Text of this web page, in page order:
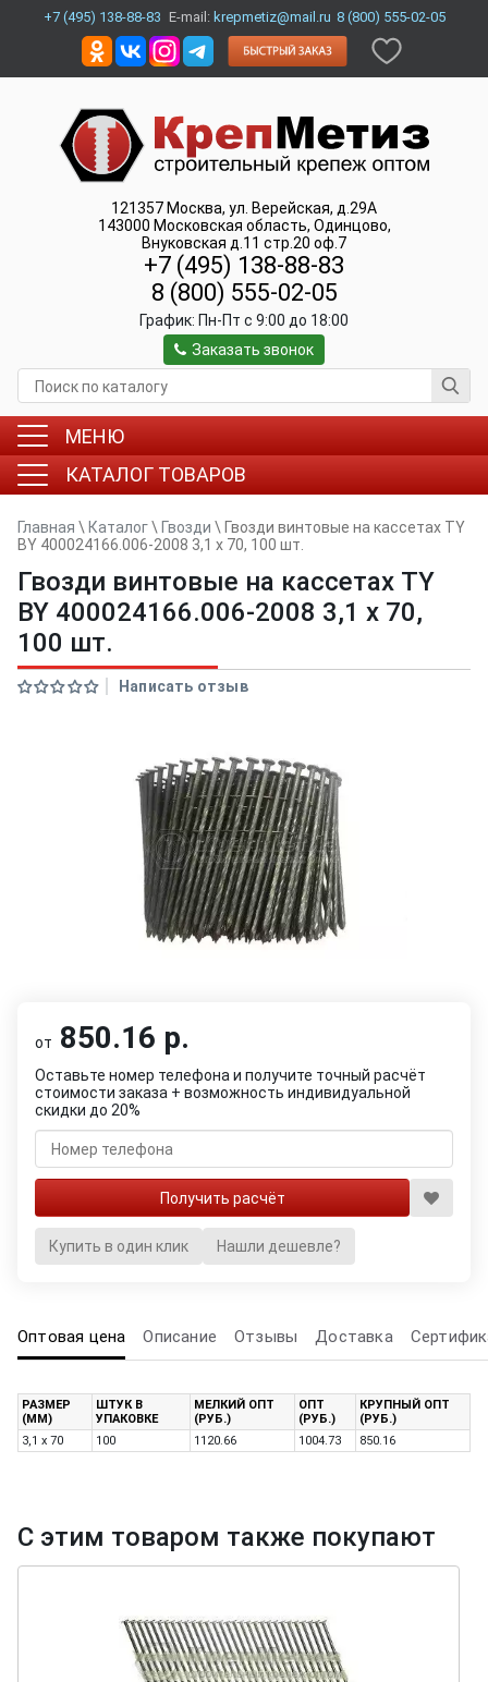
+7 (495) 138-88-83 E-mail: krepmetiz@mail.ru 8 (800) 555-02-05
121357 Москва, ул. Верейская, д.29А
143000 Московская область, Одинцово,
Внуковская д.11 стр.20 оф.7
+7 (495) 138-88-83
8 (800) 555-02-05
График: Пн-Пт c 9:00 до 18:00
Заказать звонок
МЕНЮ
КАТАЛОГ ТОВАРОВ
Главная \ Каталог\ Гвозди \ Гвозди винтовые на кассетах TY
BY 400024166.006-2008 3,1 x 70, 100 шт.
Гвозди винтовые на кассетах TY
BY 400024166.006-2008 3,1 x 70,
100 шт.
Написать отзыв
от 850.16 р.
Оставьте номер телефона и получите точный расчёт
стоимости заказа + возможность индивидуальной
скидки до 20%
Купить в один клик Нашли дешевле?
Оптовая цена Описание Отзывы Доставка
РАЗМЕР
(ММ)
ШТУК В
УПАКОВКЕ
МЕЛКИЙ ОПТ
(РУБ.)
ОПТ
(РУБ.)
КРУПНЫЙ ОПТ
(РУБ.)
3,1 x 70
100 1120.66 1004.73 850.16
С этим товаром также покупают